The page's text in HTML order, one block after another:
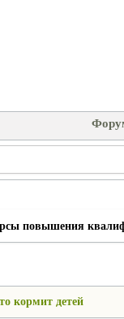
повышения
кормит детей